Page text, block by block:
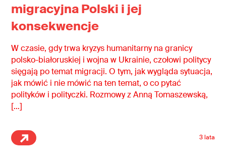
migracyjna Polski i jej
konsekwencje
W czasie, gdy trwa kryzys humanitarny na granicy
polsko-białoruskiej i wojna w Ukrainie, czołowi politycy
sięgają po temat migracji. O tym, jak wygląda sytuacja,
jak mówić i nie mówić na ten temat, o co pytać
polityków i polityczki. Rozmowy z Anną Tomaszewską,
[…]
3 lata